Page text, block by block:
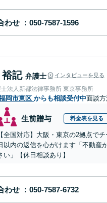
わせ
裕記 弁護士 インタビューを見る
法人新都法律事務所 東京事務所
岡市東区 からも相談受付中面談
生前贈与 料金表を見る
【全国対応】大阪・東京の2拠点で
以内の返信を心がけます「不動産
い」【休日相談あり】
わせ